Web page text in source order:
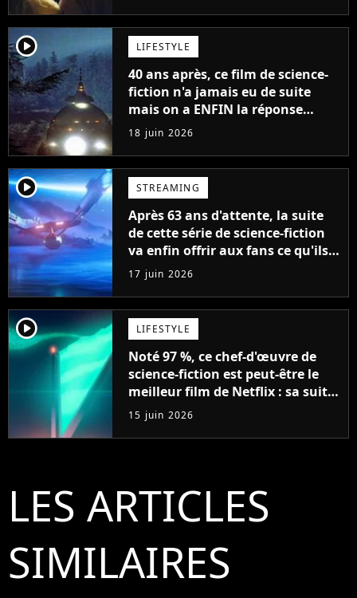
exceptionnel"
player2 LIFESTYLE
40 ans après, ce film de science-
fiction n'a jamais eu de suite
mais on a ENFIN la réponse
qu'on attendait tous
18 juin 2026
player2 STREAMING
Après 63 ans d'attente, la suite
de cette série de science-fiction
va enfin offrir aux fans ce qu'ils
attendent
17 juin 2026
player2 LIFESTYLE
Noté 97 %, ce chef-d'œuvre de
science-fiction est peut-être le
meilleur film de Netflix : sa suite
est attendue depuis plus de 5 ans
15 juin 2026
LES ARTICLES
SIMILAIRES